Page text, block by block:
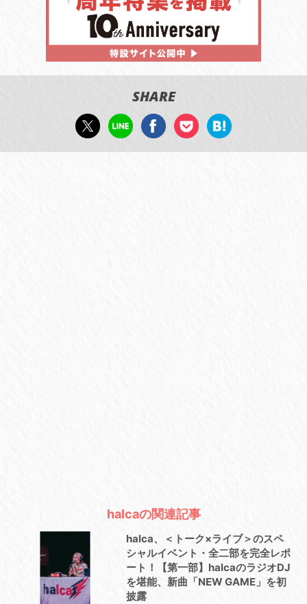
SHARE
halcaの関連記事
halca、＜トーク×ライブ＞のスペ
シャルイベント・全二部を完全レポ
ート！【第一部】halcaのラジオDJ
を堪能、新曲「NEW GAME」を初
披露